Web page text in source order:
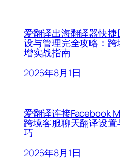
爱翻译出海翻译器快
设与管理完全攻略：
增实战指南
2026年8月1日
爱翻译连接Facebook
跨境客服聊天翻译设
巧
2026年8月1日